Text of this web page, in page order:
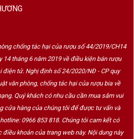
vang 1 chai Seven7 Merlot
chống tác hại của rượu số 44/2019/CH14
14 tháng 6 năm 2019 về điều kiện bán rượu
điện tử. Nghị định số 24/2020/NĐ - CP quy
văn phòng, chống tác hại của rượu bia về
Quý khách có nhu cầu cần mua sắm vui
cửa hàng của chúng tôi để được tư vấn và
0966 853 818. Chúng tôi cam kết có
khoản của trang web này. Nội dung này